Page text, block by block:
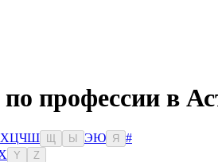
профессии в
ХЦЧШ Ы ЭЮ Я
#
Y Z